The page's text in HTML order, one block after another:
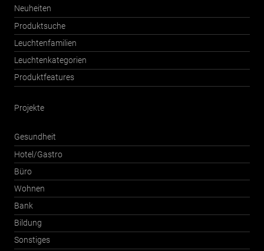
Neuheiten
Produktsuche
Leuchtenfamilien
Leuchtenkategorien
Produktfeatures
Projekte
Gesundheit
Hotel/Gastro
Büro
Wohnen
Bank
Bildung
Sonstiges